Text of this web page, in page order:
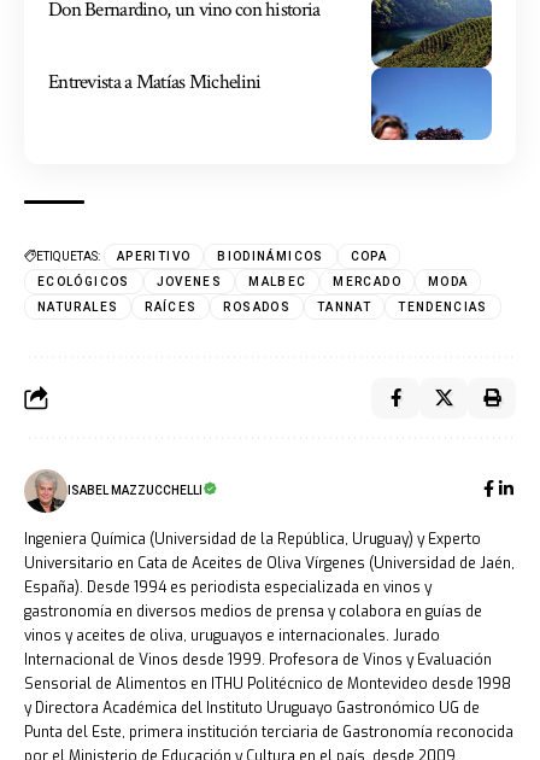
Don Bernardino, un vino con historia
Entrevista a Matías Michelini
ETIQUETAS: APERITIVO BIODINÁMICOS
COPA
ECOLÓGICOS
JOVENES MALBEC MERCADO
MODA
NATURALES
RAÍCES ROSADOS TANNAT TENDENCIAS
ISABEL MAZZUCCHELLI
Ingeniera Química (Universidad de la República, Uruguay) y Experto
Universitario en Cata de Aceites de Oliva Vírgenes (Universidad de Jaén,
España). Desde 1994 es periodista especializada en vinos y
gastronomía en diversos medios de prensa y colabora en guías de
vinos y aceites de oliva, uruguayos e internacionales. Jurado
Internacional de Vinos desde 1999. Profesora de Vinos y Evaluación
Sensorial de Alimentos en ITHU Politécnico de Montevideo desde 1998
y Directora Académica del Instituto Uruguayo Gastronómico UG de
Punta del Este, primera institución terciaria de Gastronomía reconocida